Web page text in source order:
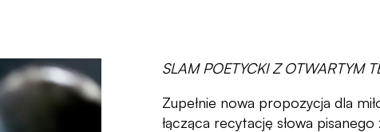
SLAM POETYCKI Z OTWARTYM
Zupełnie nowa propozycja dla
łącząca recytację słowa